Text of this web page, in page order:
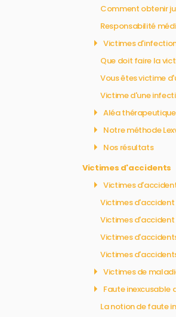
Comment obtenir
Responsabilité
Victimes
Que doit faire la
Vous êtes victime
Victime d'une
Aléa thérapeutique
Notre méthode
Nos résultats
Victimes d'accidents
Victimes
Victimes d'accident
Victimes
Victimes
Victimes
Victimes de
Faute inexcusable
La notion de faute